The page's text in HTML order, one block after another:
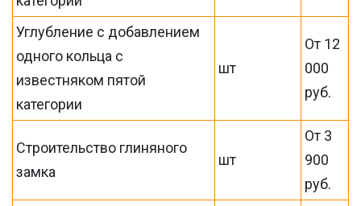
Углубление с добавлением
одного кольца с
известняком пятой
категории
шт
От 12
000
руб.
Строительство глиняного
замка
шт
От 3
900
руб.